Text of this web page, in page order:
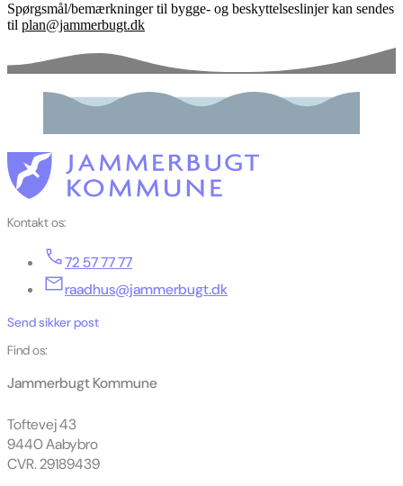
Spørgsmål/bemærkninger til bygge- og beskyttelseslinjer kan sendes
til plan@jammerbugt.dk
Kontakt os:
72 57 77 77
raadhus@jammerbugt.dk
Send sikker post
Find os:
Jammerbugt Kommune
Toftevej 43
9440 Aabybro
CVR. 29189439